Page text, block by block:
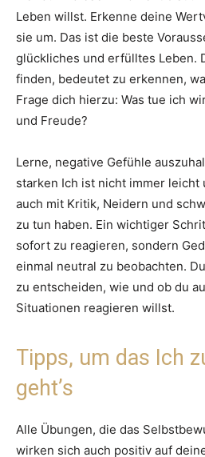
Leben willst. Erkenne deine
sie um. Das ist die beste
glückliches und erfülltes Leben.
finden, bedeutet zu erkennen,
Frage dich hierzu: Was tue ich
und Freude?
Lerne, negative Gefühle
starken Ich ist nicht immer
auch mit Kritik, Neidern und
zu tun haben. Ein wichtiger
sofort zu reagieren, sondern
einmal neutral zu beobachten.
zu entscheiden, wie und ob du
Situationen reagieren willst.
Tipps, um das Ich
geht’s
Alle Übungen, die das
wirken sich auch positiv auf